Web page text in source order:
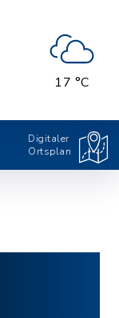
17 °C
Digitaler
Ortsplan